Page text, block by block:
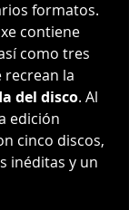
formatos.
contiene
como tres
recrean la
del disco. Al
edición
cinco discos,
inéditas y un